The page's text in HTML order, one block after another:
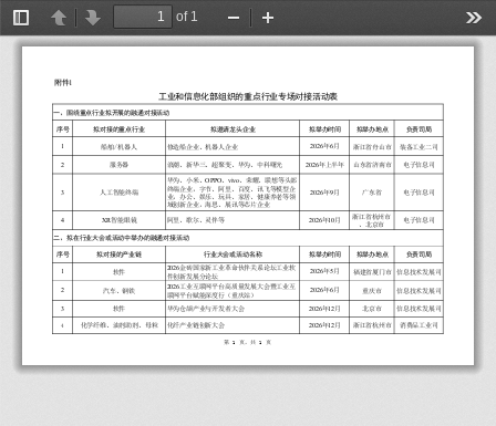
Toggle
Sidebar
PreviousNext
of 1
Zoom
Out
In
附件1
工业和信息化部组织的重点行业专场对接活动表
一 、围绕重点行业拟开展的融通对接活动
序号 拟对接的重点行业 拟邀请龙头企业 拟举办时间 拟举办地点 负责司局
1 船舶/机器人 修造船企业、 机器 人 企业 2026年6月 浙江省舟山市 装备 工 业二 司
2 服务器 浪潮 、新华三 、超聚变、 华为 、中科曙光 2026年 上半 年 山 东省济南市 电子信息 司
3 人 工智能终端
华为 小米、OPPO、 vivo、 荣耀、联想等头部
终端企业， 字节 、阿里 百度 、讯飞等模型企
业， 办 公、 娱乐 、玩具 家居 、健康养老等领
域创新企业，海 思 展讯等芯片企业
2026年9月 广东 省 电子信息 司
4 XR智能眼镜 阿里 、歌尔、 灵伴等 2026年10月
浙江 省杭州市
北京市
电子信息 司
二 、拟在行业大会或活动中举办的融通对接活动
序号 拟对接的产业链 行业大会或活动名称 拟举办时间 拟举办地点 负责司局
1 软件
2026金砖国家新 工 业革命伙伴 关系论坛工 业软
件创新发展分论坛
2026年5月 福建省厦门市 信息技术发展 司
2 汽 车 、钢铁
2026 工 业互联网平台高质量发展 大会暨工 业互
联网平台赋能深度行（ 重庆站）
2026年6月 重庆市 信息技术发展 司
3 软件 华为仓颉产业与开发者大会 2026年12月 北京市 信息技术发展司
4 化学纤维、 油剂 助剂 母粒 化纤产业链创新大会 2026年12月 浙江省杭州市 消 费品 工 业司
第 1 页， 共 1 页